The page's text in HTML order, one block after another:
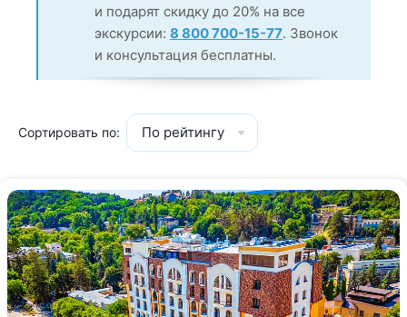
и подарят скидку до 20% на все
экскурсии: 8 800 700-15-77. Звонок
и консультация бесплатны.
Сортировать по: По рейтингу